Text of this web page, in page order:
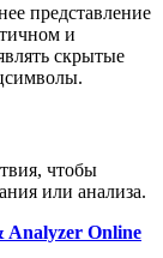
представление
и
скрытые
чтобы
или анализа.
Analyzer Online